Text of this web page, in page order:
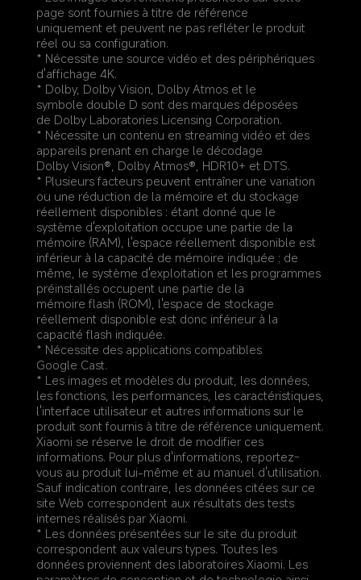
page sont fournies à titre de référence
uniquement et peuvent ne pas refléter le produit
réel ou sa configuration.
* Nécessite une source vidéo et des périphériques
d'affichage 4K.
* Dolby, Dolby Vision, Dolby Atmos et le
symbole double D sont des marques déposées
de Dolby Laboratories Licensing Corporation.
* Nécessite un contenu en streaming vidéo et des
appareils prenant en charge le décodage
Dolby Vision®, Dolby Atmos®, HDR10+ et DTS.
* Plusieurs facteurs peuvent entraîner une variation
ou une réduction de la mémoire et du stockage
réellement disponibles : étant donné que le
système d'exploitation occupe une partie de la
mémoire (RAM), l'espace réellement disponible est
inférieur à la capacité de mémoire indiquée ; de
même, le système d'exploitation et les programmes
préinstallés occupent une partie de la
mémoire flash (ROM), l'espace de stockage
réellement disponible est donc inférieur à la
capacité flash indiquée.
* Nécessite des applications compatibles
Google Cast.
* Les images et modèles du produit, les données,
les fonctions, les performances, les caractéristiques,
l'interface utilisateur et autres informations sur le
produit sont fournis à titre de référence uniquement.
Xiaomi se réserve le droit de modifier ces
informations. Pour plus d'informations, reportez-
vous au produit lui-même et au manuel d'utilisation.
Sauf indication contraire, les données citées sur ce
site Web correspondent aux résultats des tests
internes réalisés par Xiaomi.
* Les données présentées sur le site du produit
correspondent aux valeurs types. Toutes les
données proviennent des laboratoires Xiaomi. Les